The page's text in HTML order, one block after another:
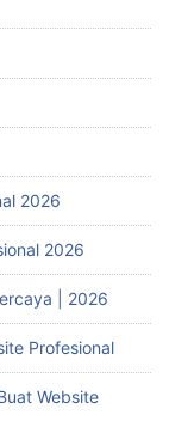
2026
2026
| 2026
Profesional
Website